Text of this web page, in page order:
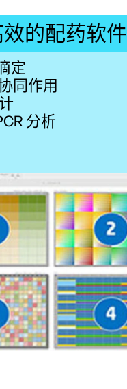
的配药软件
定
同作用
分析